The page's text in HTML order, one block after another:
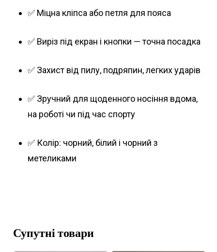
✅ Міцна кліпса або петля для пояса
✅ Виріз під екран і кнопки — точна посадка
✅ Захист від пилу, подряпин, легких ударів
✅ Зручний для щоденного носіння вдома,
на роботі чи під час спорту
✅ Колір: чорний, білий і чорний з
метеликами
Супутні товари